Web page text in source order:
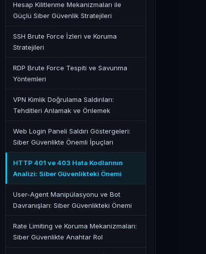
Hesap Kilitlenme Mekanizmaları ile
Güçlü Siber Güvenlik Stratejileri
SSH Brute Force İzleri ve Koruma
Stratejileri
RDP Brute Force Tespiti ve Savunma
Yöntemleri
VPN Kimlik Doğrulama Saldırıları:
Tehditleri Anlamak ve Önlemek
Web Login Paneli Saldırı Göstergeleri:
Siber Güvenlikte Önemli İpuçları
HTTP 401 ve 403 Hata Kodlarının
Analizi: Siber Güvenlikteki Önemi
User-Agent Manipülasyonu ve Bot
Davranışları: Siber Güvenlikteki Önemi
Rate Limiting ve Koruma Mekanizmaları:
Siber Güvenlikte Anahtar Rol